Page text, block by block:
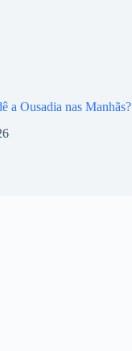
a Ousadia nas Manhãs?